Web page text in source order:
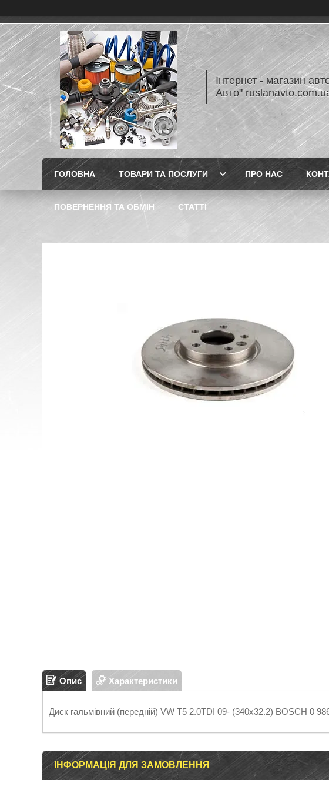
Інтернет - магазин
Авто"
ГОЛОВНА ТОВАРИ ТА ПОСЛУГИ ПРО НАС
ПОВЕРНЕННЯ ТА ОБМІН СТАТТІ
Опис Характеристики
Диск гальмівний (передній) VW T5 2.0TDI 09- (340x32.2) BOSCH 0
ІНФОРМАЦІЯ ДЛЯ ЗАМОВЛЕННЯ